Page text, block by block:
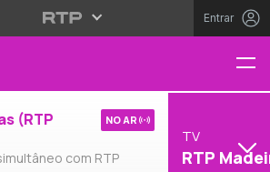
Entrar
(RTP
com RTP
NO AR
TV
RTP